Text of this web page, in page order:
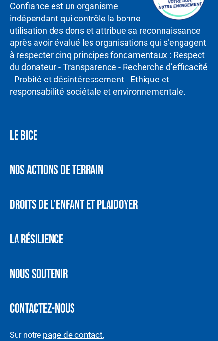
Confiance est un organisme
indépendant qui contrôle la bonne
utilisation des dons et attribue sa reconnaissance
après avoir évalué les organisations qui s’engagent
à respecter cinq principes fondamentaux : Respect
du donateur - Transparence - Recherche d’efficacité
- Probité et désintéressement - Ethique et
responsabilité sociétale et environnementale.
LE BICE
NOS ACTIONS DE TERRAIN
DROITS DE L’ENFANT ET PLAIDOYER
LA RÉSILIENCE
NOUS SOUTENIR
CONTACTEZ-NOUS
Sur notre page de contact,